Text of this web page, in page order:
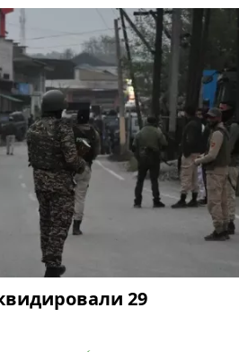
29